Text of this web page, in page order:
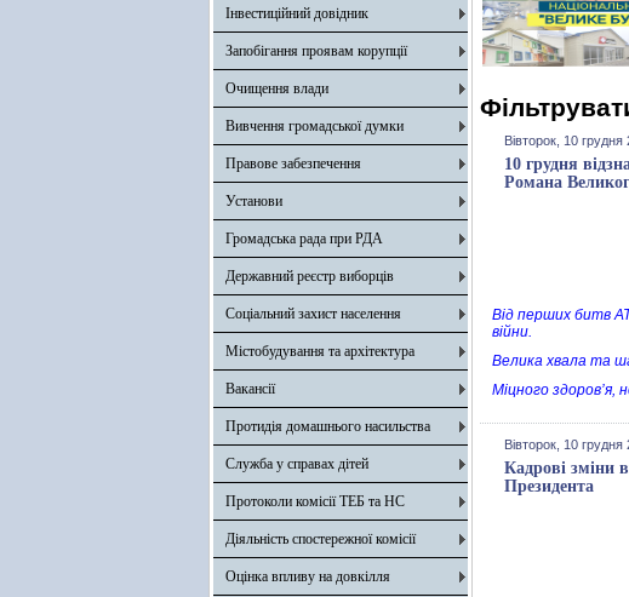
Інвестиційний довідник
Запобігання проявам корупції
Очищення влади
Вивчення громадської думки
Правове забезпечення
Установи
Громадська рада при РДА
Державний реєстр виборців
Соціальний захист населення
Містобудування та архітектура
Вакансії
Протидія домашнього насильства
Служба у справах дітей
Протоколи комісії ТЕБ та НС
Діяльність спостережної комісії
Оцінка впливу на довкілля
Вівторок, 10
10 грудня
Романа
Від перших битв
війни.
Велика хвала та
Міцного здоров’я,
Вівторок, 10
Кадрові зміни
Президента